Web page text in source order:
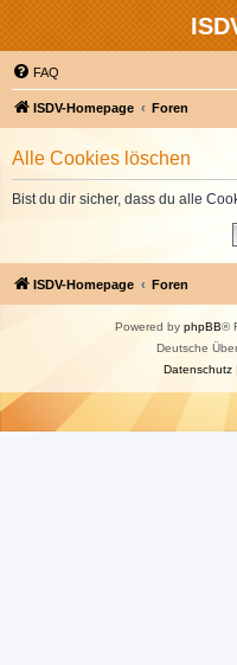
FAQ
ISDV-Homepage Foren
Alle Cookies löschen
Bist du dir sicher, dass du alle
ISDV-Homepage Foren
Powered by phpBB®
Deutsche
Datenschutz|